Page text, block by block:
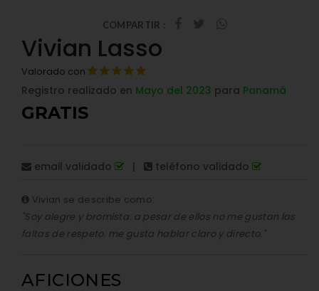
COMPARTIR :
Vivian Lasso
Valorado con
Registro realizado en Mayo del 2023 para Panamá
GRATIS
email validado | teléfono validado
Vivian se describe como:
"Soy alegre y bromista. a pesar de ellos no me gustan las
faltas de respeto. me gusta hablar claro y directo."
AFICIONES